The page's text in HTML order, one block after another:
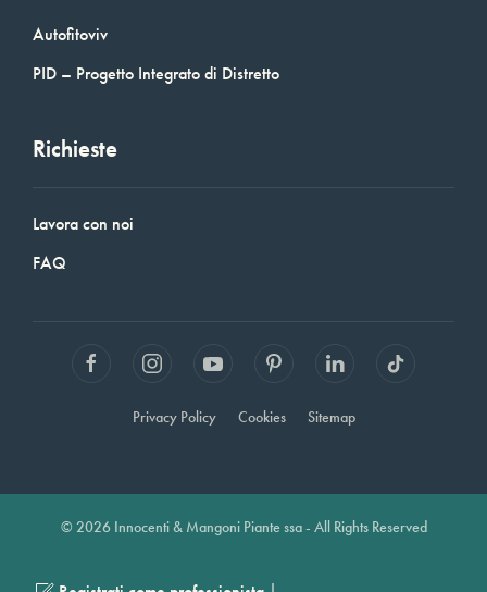
Autofitoviv
PID – Progetto Integrato di Distretto
Richieste
Lavora con noi
FAQ
Privacy Policy Cookies Sitemap
© 2026 Innocenti & Mangoni Piante ssa - All Rights Reserved